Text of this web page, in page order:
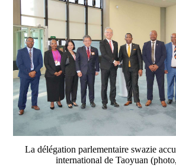
La délégation parlementaire swazie
international de Taoyuan